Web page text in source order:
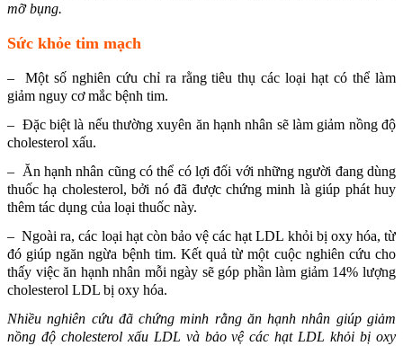
mỡ bụng.
Sức khỏe tim mạch
– Một số nghiên cứu chỉ ra rằng tiêu thụ các loại hạt có thể làm
giảm nguy cơ mắc bệnh tim.
– Đặc biệt là nếu thường xuyên ăn hạnh nhân sẽ làm giảm nồng độ
cholesterol xấu.
– Ăn hạnh nhân cũng có thể có lợi đối với những người đang dùng
thuốc hạ cholesterol, bởi nó đã được chứng minh là giúp phát huy
thêm tác dụng của loại thuốc này.
– Ngoài ra, các loại hạt còn bảo vệ các hạt LDL khỏi bị oxy hóa, từ
đó giúp ngăn ngừa bệnh tim. Kết quả từ một cuộc nghiên cứu cho
thấy việc ăn hạnh nhân mỗi ngày sẽ góp phần làm giảm 14% lượng
cholesterol LDL bị oxy hóa.
Nhiều nghiên cứu đã chứng minh rằng ăn hạnh nhân giúp giảm
nồng độ cholesterol xấu LDL và bảo vệ các hạt LDL khỏi bị oxy